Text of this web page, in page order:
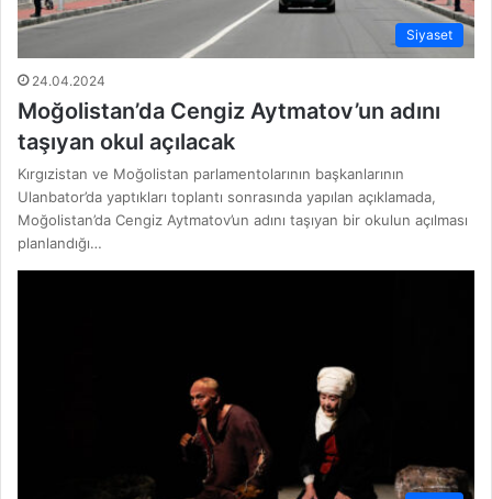
Siyaset
24.04.2024
Moğolistan’da Cengiz Aytmatov’un adını
taşıyan okul açılacak
Kırgızistan ve Moğolistan parlamentolarının başkanlarının
Ulanbator’da yaptıkları toplantı sonrasında yapılan açıklamada,
Moğolistan’da Cengiz Aytmatov’un adını taşıyan bir okulun açılması
planlandığı…